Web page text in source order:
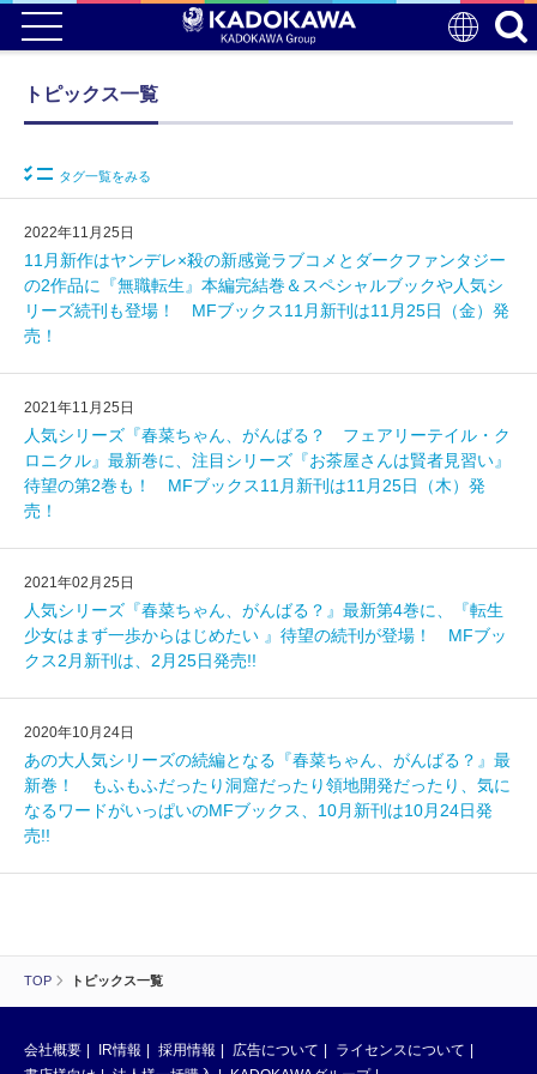
TOP トピックス一覧
トピックス一覧
タグ一覧をみる
2022年11月25日
11月新作はヤンデレ×殺の新感覚ラブコメとダークファンタジー
の2作品に『無職転生』本編完結巻＆スペシャルブックや人気シ
リーズ続刊も登場！ MFブックス11月新刊は11月25日（金）発
売！
2021年11月25日
人気シリーズ『春菜ちゃん、がんばる？ フェアリーテイル・ク
ロニクル』最新巻に、注目シリーズ『お茶屋さんは賢者見習い』
待望の第2巻も！ MFブックス11月新刊は11月25日（木）発
売！
2021年02月25日
人気シリーズ『春菜ちゃん、がんばる？』最新第4巻に、『転生
少女はまず一歩からはじめたい 』待望の続刊が登場！ MFブッ
クス2月新刊は、2月25日発売!!
2020年10月24日
あの大人気シリーズの続編となる『春菜ちゃん、がんばる？』最
新巻！ もふもふだったり洞窟だったり領地開発だったり、気に
なるワードがいっぱいのMFブックス、10月新刊は10月24日発
売!!
会社概要 IR情報 採用情報 広告について
ライセンスについて